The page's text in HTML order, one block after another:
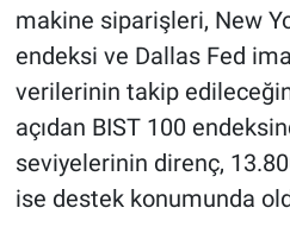
makine siparişleri, New
endeksi ve Dallas Fed
verilerinin takip
açıdan BIST 100
seviyelerinin direnç,
ise destek konumunda